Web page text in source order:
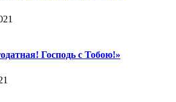
Господь с Тобою!»